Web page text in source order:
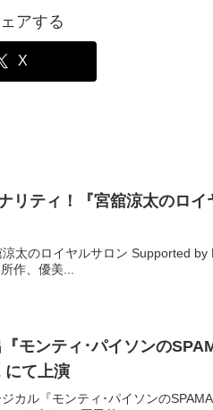
アする
X
リティ！『宮舘涼太のロ
太のロイヤルサロン Supported
作、優美...
モンティ･パイソンの
にて上演
カル『モンティ･パイソンの